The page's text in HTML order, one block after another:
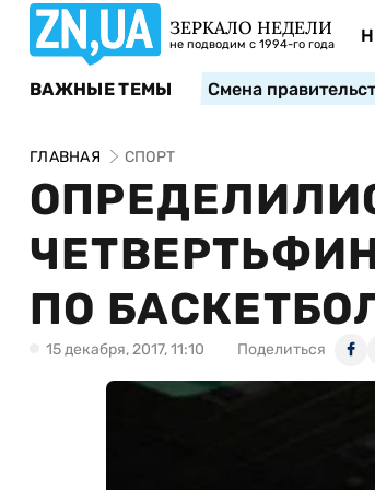
ЗЕРКАЛО НЕДЕЛИ
не подводим с 1994-го года
ВАЖНЫЕ ТЕМЫ Смена
ГЛАВНАЯ СПОРТ
ПО
15 декабря, 2017, 11:10 Поделиться